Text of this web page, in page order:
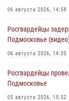
06 августа 2026, 14:58
Росгвардейцы
Подмосковье
06 августа 2026, 14:35
Росгвардейцы
Подмосковье
05 августа 2026, 15:52